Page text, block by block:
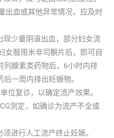
出血或其他异常情况，应及时
现少量阴道出血，部分妇女流
女服用米非司酮片后，即可自
列腺素类药物后，6小时内排
一周内排出妊娠物。
位复诊，以确定流产效果。
测定，如确诊为流产不全或
进行人工流产终止妊娠。